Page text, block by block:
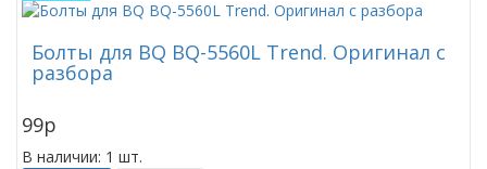
Болты для BQ BQ-5560L Trend. Оригинал с
разбора
99p
В наличии: 1 шт.